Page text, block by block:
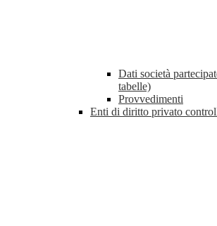
Dati società
tabelle)
Provvedimenti
Enti di diritto privato